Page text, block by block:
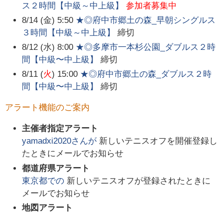
ス２時間【中級～中上級】
参加者募集中
8/14 (金) 5:50 ★◎府中市郷土の森_早朝シングルス
３時間【中級～中上級】
締切
8/12 (水) 8:00 ★◎多摩市一本杉公園_ダブルス２時
間【中級〜中上級】
締切
8/11 (火) 15:00 ★◎府中市郷土の森_ダブルス２時
間【中級〜中上級】
締切
アラート機能のご案内
主催者指定アラート
yamadxi2020さんが 新しいテニスオフを開催登録し
たときにメールでお知らせ
都道府県アラート
東京都での 新しいテニスオフが登録されたときに
メールでお知らせ
地図アラート